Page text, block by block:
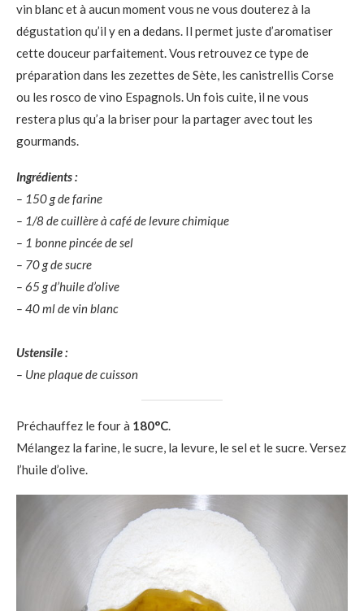
vin blanc et à aucun moment vous ne vous douterez à la
dégustation qu’il y en a dedans. Il permet juste d’aromatiser
cette douceur parfaitement. Vous retrouvez ce type de
préparation dans les zezettes de Sète, les canistrellis Corse
ou les rosco de vino Espagnols. Un fois cuite, il ne vous
restera plus qu’a la briser pour la partager avec tout les
gourmands.
Ingrédients :
– 150 g de farine
– 1/8 de cuillère à café de levure chimique
– 1 bonne pincée de sel
– 70 g de sucre
– 65 g d’huile d’olive
– 40 ml de vin blanc
Ustensile :
– Une plaque de cuisson
Préchauffez le four à 180°C.
Mélangez la farine, le sucre, la levure, le sel et le sucre. Versez
l’huile d’olive.